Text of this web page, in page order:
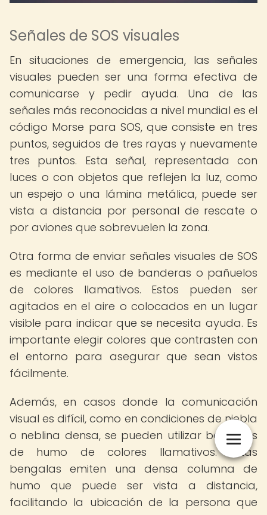
Señales de SOS visuales
En situaciones de emergencia, las señales
visuales pueden ser una forma efectiva de
comunicarse y pedir ayuda. Una de las
señales más reconocidas a nivel mundial es el
código Morse para SOS, que consiste en tres
puntos, seguidos de tres rayas y nuevamente
tres puntos. Esta señal, representada con
luces o con objetos que reflejen la luz, como
un espejo o una lámina metálica, puede ser
vista a distancia por personal de rescate o
por aviones que sobrevuelen la zona.
Otra forma de enviar señales visuales de SOS
es mediante el uso de banderas o pañuelos
de colores llamativos. Estos pueden ser
agitados en el aire o colocados en un lugar
visible para indicar que se necesita ayuda. Es
importante elegir colores que contrasten con
el entorno para asegurar que sean vistos
fácilmente.
Además, en casos donde la comunicación
visual es difícil, como en condiciones de niebla
o neblina densa, se pueden utilizar bengalas
de humo de colores llamativos. Estas
bengalas emiten una densa columna de
humo que puede ser vista a distancia,
facilitando la ubicación de la persona que